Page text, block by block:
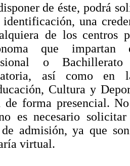
de éste, podrá
una
de los centros
que impartan
o
así como en
Cultura y
de forma presencial.
es necesario
admisión, ya que
virtual.